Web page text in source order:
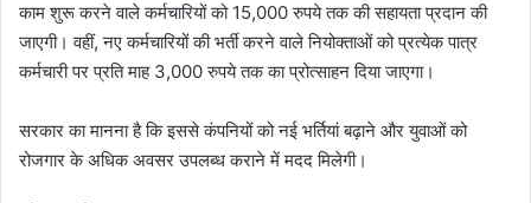
काम शुरू करने वाले कर्मचारियों को 15,000 रुपये तक की सहायता प्रदान की
जाएगी। वहीं, नए कर्मचारियों की भर्ती करने वाले नियोक्ताओं को प्रत्येक पात्र
कर्मचारी पर प्रति माह 3,000 रुपये तक का प्रोत्साहन दिया जाएगा।
सरकार का मानना है कि इससे कंपनियों को नई भर्तियां बढ़ाने और युवाओं को
रोजगार के अधिक अवसर उपलब्ध कराने में मदद मिलेगी।